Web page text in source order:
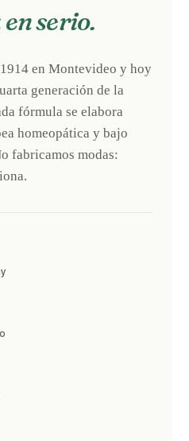
serio.
en Montevideo y hoy
generación de la
fórmula se elabora
homeopática y bajo
fabricamos modas: